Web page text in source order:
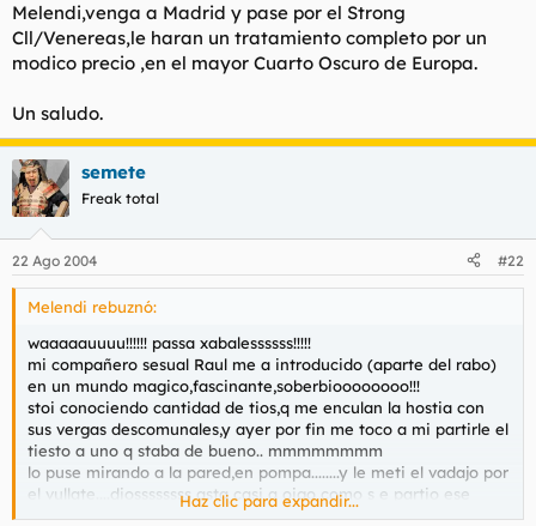
Melendi,venga a Madrid y pase por el Strong
Cll/Venereas,le haran un tratamiento completo por un
modico precio ,en el mayor Cuarto Oscuro de Europa.
Un saludo.
semete
Freak total
22 Ago 2004 #22
Melendi rebuznó:
waaaaauuuu!!!!!! passa xabalessssss!!!!!
mi compañero sesual Raul me a introducido (aparte del rabo)
en un mundo magico,fascinante,soberbioooooooo!!!
stoi conociendo cantidad de tios,q me enculan la hostia con
sus vergas descomunales,y ayer por fin me toco a mi partirle el
tiesto a uno q staba de bueno.. mmmmmmmm
lo puse mirando a la pared,en pompa........y le meti el vadajo por
el vullate....diossssssss asta casi q oigo como s e partio ese
esfinter.... empezo a hechar sangre a manta.yo me puse
Haz clic para expandir...